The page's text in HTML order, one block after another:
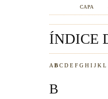
CAPA
ÍNDICE
A B C D E F G H I J K L
B